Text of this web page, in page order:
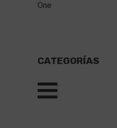
One
CATEGORÍAS